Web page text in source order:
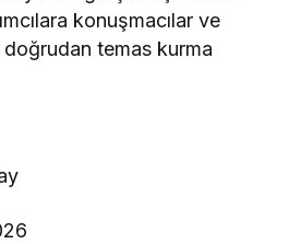
konuşmacılar ve
temas kurma